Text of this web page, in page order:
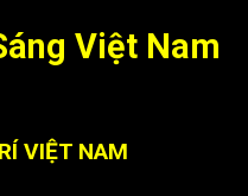
Việt Nam
VIỆT NAM